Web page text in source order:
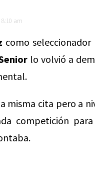
8:10 am
como
lo volvió a
misma cita pero a
competición para